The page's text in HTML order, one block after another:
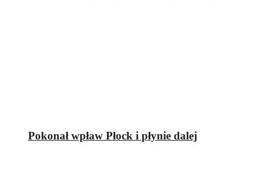
Pokonał wpław Płock i płynie dalej